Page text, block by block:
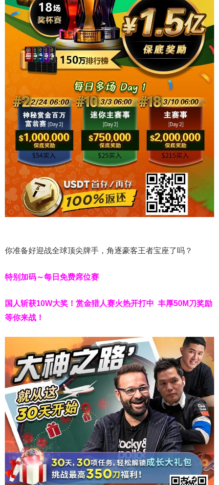
你准备好迎战全球顶尖牌手，角逐豪客王者宝座了吗？
特别加码～每日免费席位赛
国人斩获10W大奖！ 赏金猎人赛火热开打中 丰厚50M刀奖励
等你来战！